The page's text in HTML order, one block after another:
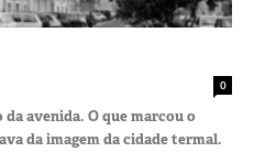
0
avenida. O que marcou o
da imagem da cidade termal.